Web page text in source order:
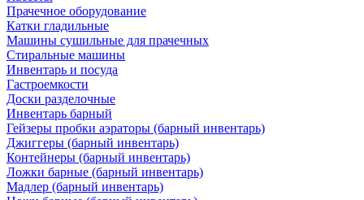
Прачечное оборудование
Катки гладильные
Машины сушильные для прачечных
Стиральные машины
Инвентарь и посуда
Гастроемкости
Доски разделочные
Инвентарь барный
Гейзеры пробки аэраторы (барный инвентарь)
Джиггеры (барный инвентарь)
Контейнеры (барный инвентарь)
Ложки барные (барный инвентарь)
Мадлер (барный инвентарь)